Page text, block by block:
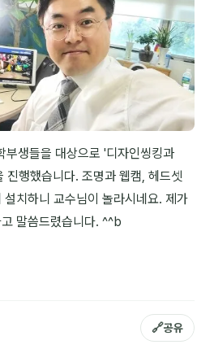
3
2
1
부생들을 대상으로 '디자인씽킹과
진행했습니다. 조명과 웹캠, 헤드셋
치하니 교수님이 놀라시네요. 제가
말씀드렸습니다. ^^b
🔗공유